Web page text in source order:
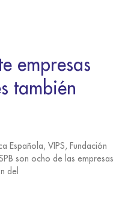
empresas
también
Española, VIPS, Fundación
son ocho de las empresas
del